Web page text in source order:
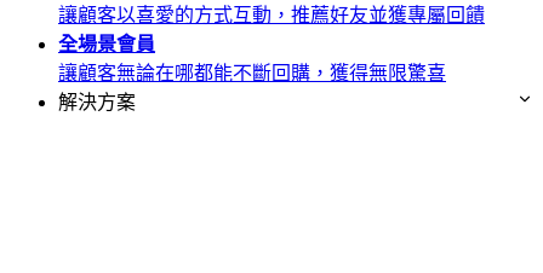
讓顧客以喜愛的方式互動，推薦好友並獲專屬回饋
全場景會員
讓顧客無論在哪都能不斷回購，獲得無限驚喜
解決方案